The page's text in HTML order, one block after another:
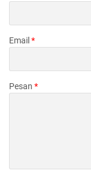
Email *
Pesan *